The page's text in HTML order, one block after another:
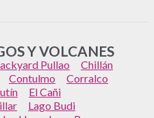
Y VOLCANES
Pullao
Chillán
Contulmo
Corralco
El Cañi
Lago Budi